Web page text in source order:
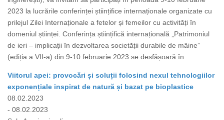
2023 la lucrările conferinței științifice internaționale organizate cu
prilejul Zilei Internaționale a fetelor și femeilor cu activități în
domeniul științei. Conferința științifică internațională „Patrimoniul
de ieri – implicații în dezvoltarea societății durabile de mâine”
(ediția a VII-a) din 9-10 februarie 2023 se desfășoară în...
Viitorul apei: provocări și soluții folosind nexul tehnologiilor
exponențiale inspirat de natură și bazat pe bioplastice
08.02.2023
- 08.02.2023